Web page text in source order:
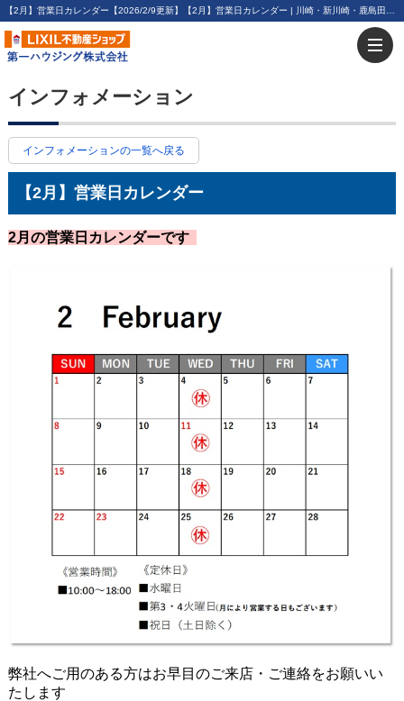
インフォメーション
インフォメーションの一覧へ戻る
【2月】営業日カレンダー
2月の営業日カレンダーです
弊社へご用のある方はお早目のご来店・ご連絡をお願いい
たします